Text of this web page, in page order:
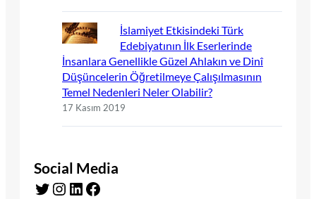
İslamiyet Etkisindeki Türk
Edebiyatının İlk Eserlerinde
İnsanlara Genellikle Güzel Ahlakın ve Dinî
Düşüncelerin Öğretilmeye Çalışılmasının
Temel Nedenleri Neler Olabilir?
17 Kasım 2019
Social Media
Twitter Instagram LinkedIn Facebook